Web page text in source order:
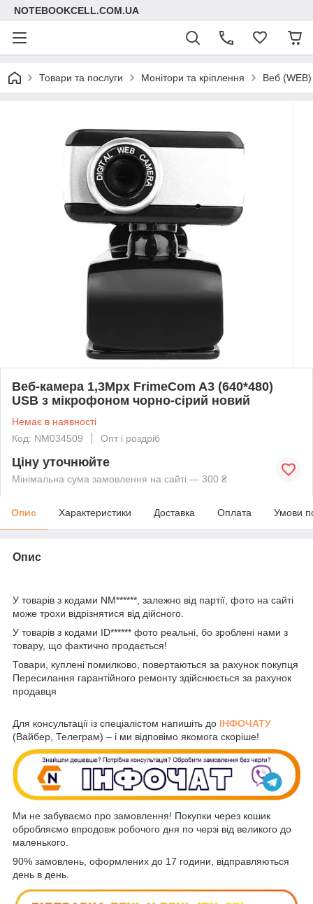
NOTEBOOKCELL.COM.UA
Товари та послуги Монітори та кріплення Веб
Веб-камера 1,3Mpx FrimeCom A3 (640*480)
USB з мікрофоном чорно-сірий новий
Немає в наявності
Код: NM034509
Опт і роздріб
Ціну уточнюйте
Мінімальна сума замовлення на сайті — 300 ₴
Опис Характеристики Доставка Оплата Умови
Опис
У товарів з кодами NM******, залежно від партії, фото на сайті
може трохи відрізнятися від дійсного.
У товарів з кодами ID****** фото реальні, бо зроблені нами з
товару, що фактично продається!
Товари, куплені помилково, повертаються за рахунок покупця
Пересилання гарантійного ремонту здійснюється за рахунок
продавця
Для консультації із спеціалістом напишіть до ІНФОЧАТУ
(Вайбер, Телеграм) – і ми відповімо якомога скоріше!
Ми не забуваємо про замовлення! Покупки через кошик
обробляємо впродовж робочого дня по черзі від великого до
маленького.
90% замовлень, оформлених до 17 години, відправляються
день в день.